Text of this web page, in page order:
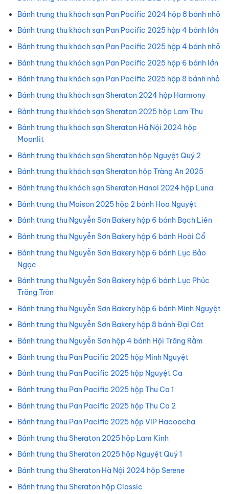
Bánh trung thu khách sạn Pan Pacific 2024 hộp 8 bánh nhỏ
Bánh trung thu khách sạn Pan Pacific 2025 hộp 4 bánh lớn
Bánh trung thu khách sạn Pan Pacific 2025 hộp 4 bánh nhỏ
Bánh trung thu khách sạn Pan Pacific 2025 hộp 6 bánh lớn
Bánh trung thu khách sạn Pan Pacific 2025 hộp 8 bánh nhỏ
Bánh trung thu khách sạn Sheraton 2024 hộp Harmony
Bánh trung thu khách sạn Sheraton 2025 hộp Lam Thu
Bánh trung thu khách sạn Sheraton Hà Nội 2024 hộp
Moonlit
Bánh trung thu khách sạn Sheraton hộp Nguyệt Quý 2
Bánh trung thu khách sạn Sheraton hộp Tràng An 2025
Bánh trung thu khách sạn Sheraton Hanoi 2024 hộp Luna
Bánh trung thu Maison 2025 hộp 2 bánh Hoa Nguyệt
Bánh trung thu Nguyễn Sơn Bakery hộp 6 bánh Bạch Liên
Bánh trung thu Nguyễn Sơn Bakery hộp 6 bánh Hoài Cổ
Bánh trung thu Nguyễn Sơn Bakery hộp 6 bánh Lục Bảo
Ngọc
Bánh trung thu Nguyễn Sơn Bakery hộp 6 bánh Lục Phúc
Trăng Tròn
Bánh trung thu Nguyễn Sơn Bakery hộp 6 bánh Minh Nguyệt
Bánh trung thu Nguyễn Sơn Bakery hộp 8 bánh Đại Cát
Bánh trung thu Nguyễn Sơn hộp 4 bánh Hội Trăng Rằm
Bánh trung thu Pan Pacific 2025 hộp Minh Nguyệt
Bánh trung thu Pan Pacific 2025 hộp Nguyệt Ca
Bánh trung thu Pan Pacific 2025 hộp Thu Ca 1
Bánh trung thu Pan Pacific 2025 hộp Thu Ca 2
Bánh trung thu Pan Pacific 2025 hộp VIP Hacoocha
Bánh trung thu Sheraton 2025 hộp Lam Kinh
Bánh trung thu Sheraton 2025 hộp Nguyệt Quý 1
Bánh trung thu Sheraton Hà Nội 2024 hộp Serene
Bánh trung thu Sheraton hộp Classic